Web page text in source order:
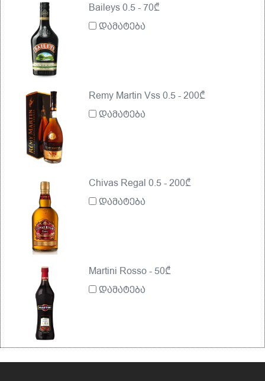
Baileys 0.5 - 70₾
დამატება
Remy Martin Vss 0.5 - 200₾
დამატება
Chivas Regal 0.5 - 200₾
დამატება
Martini Rosso - 50₾
დამატება